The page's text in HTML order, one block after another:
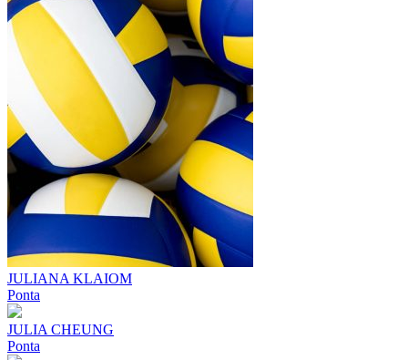
JULIANA KLAIOM
Ponta
JULIA CHEUNG
Ponta